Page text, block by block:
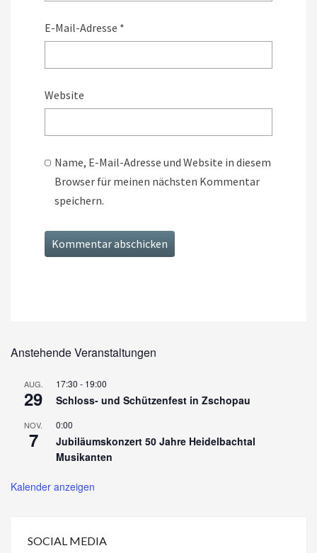
E-Mail-Adresse *
Website
Name, E-Mail-Adresse und Website in diesem
Browser für meinen nächsten Kommentar
speichern.
Anstehende Veranstaltungen
AUG.
29
17:30 - 19:00
Schloss- und Schützenfest in Zschopau
NOV.
7
0:00
Jubiläumskonzert 50 Jahre Heidelbachtal
Musikanten
Kalender anzeigen
SOCIAL MEDIA